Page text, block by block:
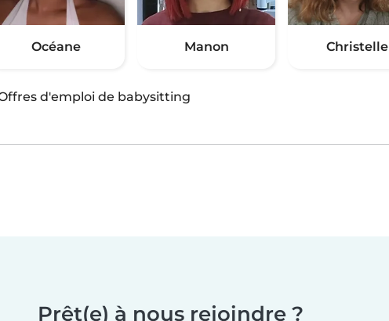
Océane Manon Christelle
d'emploi de babysitting
Prêt(e) à nous rejoindre ?